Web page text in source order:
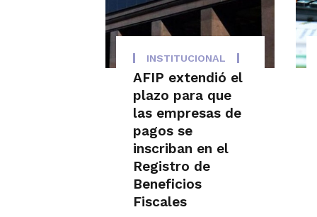
INSTITUCIONAL
AFIP extendió el
plazo para que
las empresas de
pagos se
inscriban en el
Registro de
Beneficios
Fiscales